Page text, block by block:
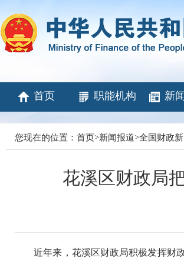
首页 职能机构 新
您现在的位置： 首页>新闻报道>全国财政
花溪区财政局
近年来，花溪区财政局积极发挥财政